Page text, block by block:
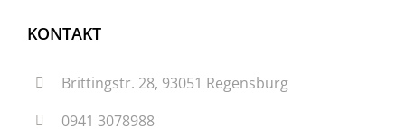
KONTAKT
Brittingstr. 28, 93051 Regensburg
0941 3078988